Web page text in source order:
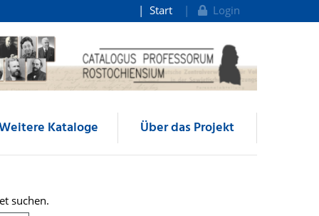
Start Login
Kataloge Über das Projekt
suchen.